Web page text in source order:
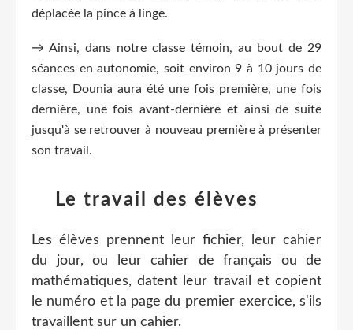
déplacée la pince à linge.
→ Ainsi, dans notre classe témoin, au bout de 29
séances en autonomie, soit environ 9 à 10 jours de
classe, Dounia aura été une fois première, une fois
dernière, une fois avant-dernière et ainsi de suite
jusqu'à se retrouver à nouveau première à présenter
son travail.
Le travail des élèves
Les élèves prennent leur fichier, leur cahier
du jour, ou leur cahier de français ou de
mathématiques, datent leur travail et copient
le numéro et la page du premier exercice, s'ils
travaillent sur un cahier.